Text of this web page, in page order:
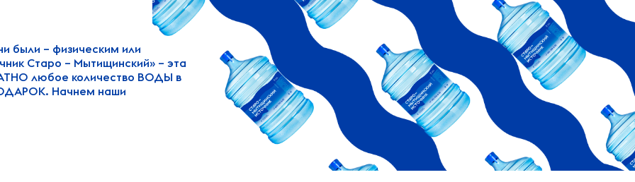
были – физическим или
Старо – Мытищинский» – эта
любое количество ВОДЫ в
Начнем наши